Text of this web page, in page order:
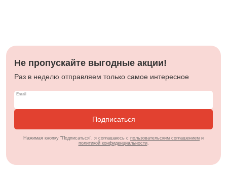
Не пропускайте выгодные акции!
Раз в неделю отправляем только самое интересное
Подписаться
Нажимая кнопку "Подписаться", я соглашаюсь с пользовательским соглашением и
политикой конфиденциальности.